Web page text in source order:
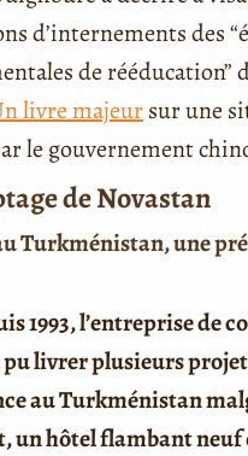
d’internements des
de rééducation”
livre majeursur une
le gouvernement
de Novastan
Turkménistan, une
1993, l’entreprise de
livrer plusieurs
au Turkménistan
un hôtel flambant neuf